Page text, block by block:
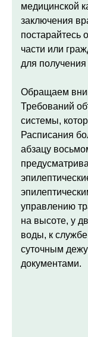
медицинской
заключения
постарайтесь
части или
для
Обращаем
Требований
системы,
Расписания
абзацу
управлению
на высоте, у
воды, к
суточным
документами.